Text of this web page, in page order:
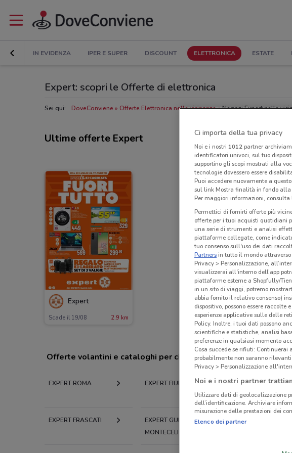
IN EVIDENZA IPER E SUPER DISCOUNT ELETTRONICA ESTATE
Expert: scopri le Offerte di elettronica
Sei qui: DoveConviene Offerte Elettronica nelle vicinanze Negozi Expert nelle
Ultime offerte Expert
Expert
Scade il 19/08 2.9 km
Offerte volantini e cataloghi per città nelle vicinanze
EXPERT ROMA EXPERT FIUMICINO
EXPERT
EXPERT FRASCATI
EXPERT GUIDONIA
MONTECELIO
EXPERT TIVOLI
Ci importa della tua privacy
Noi e i nostri 1012partner
identificatori univoci, sul tuo
supportino gli scopi mostrati alla
tecnologie dovessero essere
Puoi accedere nuovamente a
sul link Mostra finalità in fondo alla
Per maggiori informazioni,
Permettici di fornirti offerte più
offerte per i tuoi acquisti quotidiani
una serie di strumenti e analisi
piattaforme collegate, come
tuo consenso sull'uso dei dati
Partnersin tutto il mondo attraverso
Privacy > Personalizzazione,
visualizzerai all'interno dell’app
piattaforme esterne a Shopfully/
in un sito di viaggi, potremo
abbia fornito il relativo consenso)
dispositivo, possono essere
esperienze applicative sulle delle
Policy. Inoltre, i tuoi dati possono
scientifiche e statistiche, analisi
preferenze in qualsiasi momento
Cosa succede se rifiuti:
probabilmente non saranno
Privacy > Personalizzazione
Noi e i nostri partner
Utilizzare dati di geolocalizzazione
dell’identificazione. Archiviare
misurazione delle prestazioni dei
Elenco dei partner